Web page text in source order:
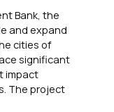
Bank, the
and expand
cities of
significant
impact
The project